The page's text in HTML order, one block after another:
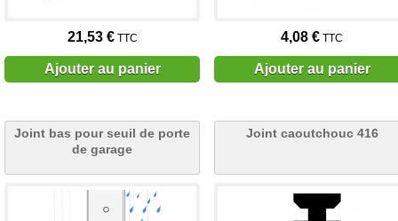
21,53 €TTC
Ajouter au panier
4,08 € TTC
Ajouter au panier
Joint bas pour seuil de porte
de garage
Joint caoutchouc 416